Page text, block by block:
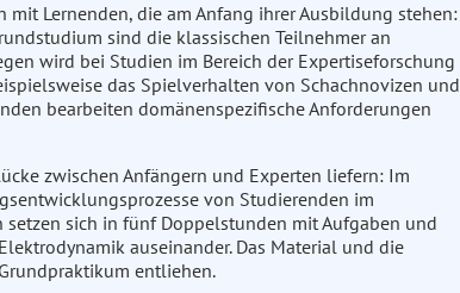
Lernenden, die am Anfang ihrer Ausbildung stehen:
sind die klassischen Teilnehmer an
wird bei Studien im Bereich der Expertiseforschung
das Spielverhalten von Schachnovizen und
bearbeiten domänenspezifische Anforderungen
zwischen Anfängern und Experten liefern: Im
von Studierenden im
sich in fünf Doppelstunden mit Aufgaben und
auseinander. Das Material und die
entliehen.